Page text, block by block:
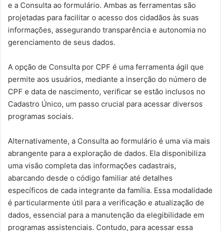
e a Consulta ao formulário. Ambas as ferramentas são
projetadas para facilitar o acesso dos cidadãos às suas
informações, assegurando transparência e autonomia no
gerenciamento de seus dados.
A opção de Consulta por CPF é uma ferramenta ágil que
permite aos usuários, mediante a inserção do número de
CPF e data de nascimento, verificar se estão inclusos no
Cadastro Único, um passo crucial para acessar diversos
programas sociais.
Alternativamente, a Consulta ao formulário é uma via mais
abrangente para a exploração de dados. Ela disponibiliza
uma visão completa das informações cadastrais,
abarcando desde o código familiar até detalhes
específicos de cada integrante da família. Essa modalidade
é particularmente útil para a verificação e atualização de
dados, essencial para a manutenção da elegibilidade em
programas assistenciais. Contudo, para acessar essa